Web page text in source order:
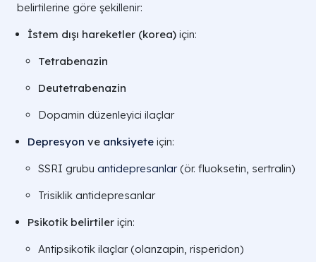
belirtilerine göre şekillenir:
İstem dışı hareketler (korea) için:
Tetrabenazin
Deutetrabenazin
Dopamin düzenleyici ilaçlar
Depresyon ve anksiyete için:
SSRI grubu antidepresanlar(ör. fluoksetin, sertralin)
Trisiklik antidepresanlar
Psikotik belirtiler için:
Antipsikotik ilaçlar (olanzapin, risperidon)